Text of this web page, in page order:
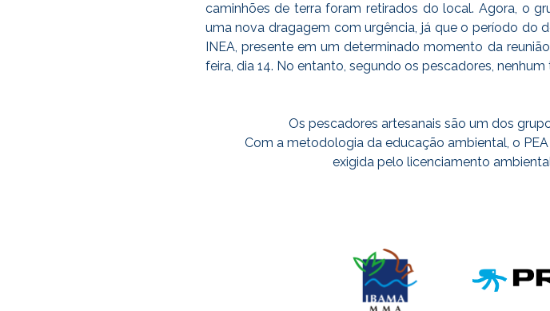
caminhões de terra foram retirados do local. Agora, o
uma nova dragagem com urgência, já que o período do
INEA, presente em um determinado momento da
feira, dia 14. No entanto, segundo os pescadores,
Os pescadores artesanais são um dos
Com a metodologia da educação ambiental, o
exigida pelo licenciamento